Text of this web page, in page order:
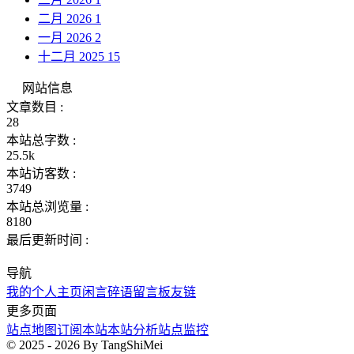
二月 2026 1
一月 2026 2
十二月 2025 15
网站信息
文章数目 :
28
本站总字数 :
25.5k
本站访客数 :
3749
本站总浏览量 :
8180
最后更新时间 :
导航
我的个人主页闲言碎语留言板友链
更多页面
站点地图订阅本站本站分析站点监控
© 2025 - 2026 By TangShiMei